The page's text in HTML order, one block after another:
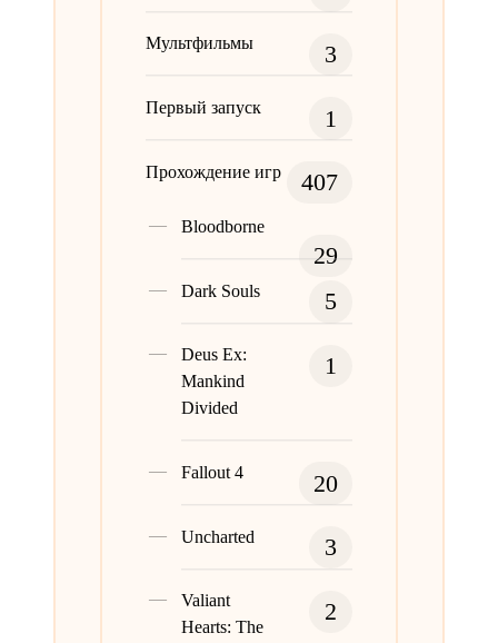
Мультфильмы 3
Первый запуск 1
Прохождение игр 407
Bloodborne
29
Dark Souls 5
Deus Ex:
Mankind
Divided
1
Fallout 4 20
Uncharted 3
Valiant
Hearts: The
2